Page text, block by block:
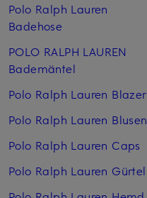
Polo Ralph Lauren
Badehose
POLO RALPH LAUREN
Bademäntel
Polo Ralph Lauren Blazer
Polo Ralph Lauren Blusen
Polo Ralph Lauren Caps
Polo Ralph Lauren Gürtel